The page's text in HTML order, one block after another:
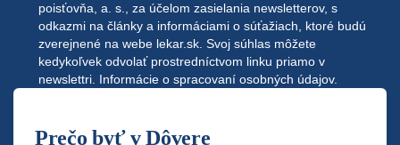
poisťovňa, a. s., za účelom zasielania newsletterov, s
odkazmi na články a informáciami o súťažiach, ktoré budú
zverejnené na webe lekar.sk . Svoj súhlas môžete
kedykoľvek odvolať prostredníctvom linku priamo v
newslettri. Informácie o spracovaní osobných údajov.
Prečo byť v Dôvere